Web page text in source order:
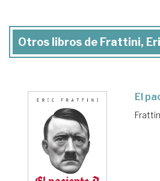
Otros libros de Frattini,
El